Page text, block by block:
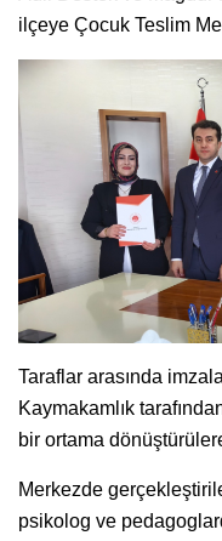
ilçeye Çocuk Teslim
Taraflar arasında
Kaymakamlık
bir ortama
Merkezde
psikolog ve